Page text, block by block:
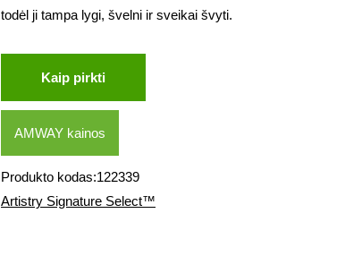
todėl ji tampa lygi, švelni ir sveikai švyti.
Kaip pirkti
AMWAY kainos
Produkto kodas:122339
Artistry Signature Select™